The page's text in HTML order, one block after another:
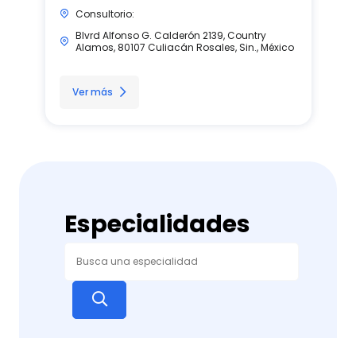
Consultorio:
Blvrd Alfonso G. Calderón 2139, Country
Alamos, 80107 Culiacán Rosales, Sin., México
Ver más
Especialidades